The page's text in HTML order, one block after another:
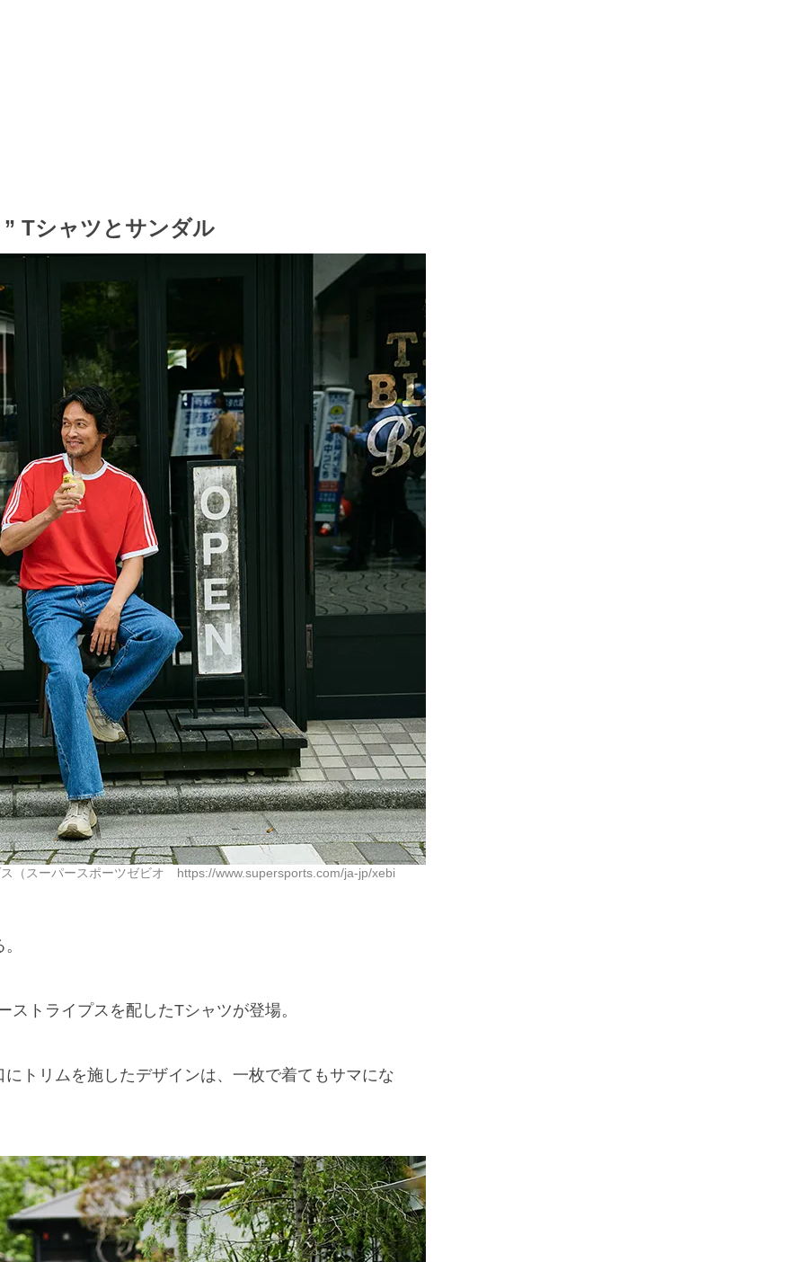
Tシャツとサンダル
（スーパースポーツゼビオ https://www.supersports.com/ja-jp/xebi
トライプスを配したTシャツが登場。
トリムを施したデザインは、一枚で着てもサマにな